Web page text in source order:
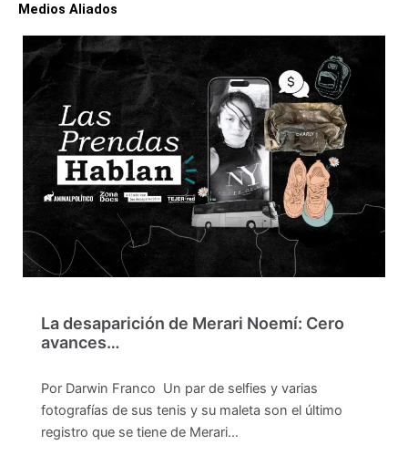
Medios Aliados
La desaparición de Merari Noemí: Cero
avances…
Por Darwin Franco Un par de selfies y varias
fotografías de sus tenis y su maleta son el último
registro que se tiene de Merari…